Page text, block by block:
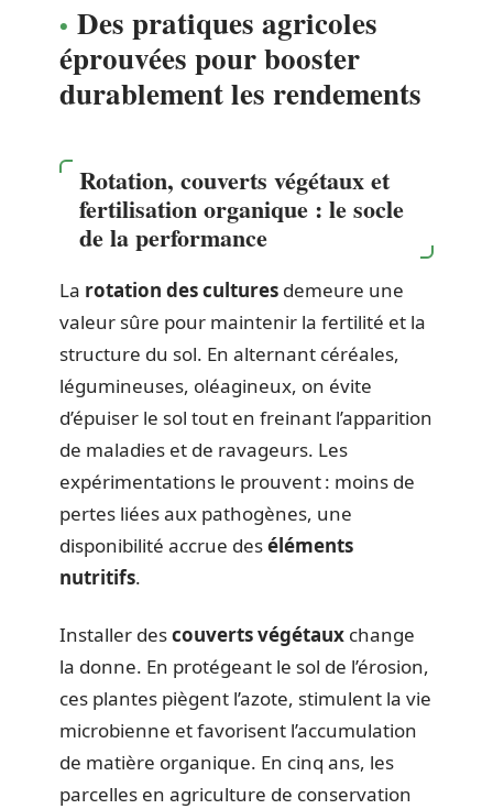
Des pratiques agricoles
éprouvées pour booster
durablement les rendements
Rotation, couverts végétaux et
fertilisation organique : le socle
de la performance
La rotation des cultures demeure une
valeur sûre pour maintenir la fertilité et la
structure du sol. En alternant céréales,
légumineuses, oléagineux, on évite
d’épuiser le sol tout en freinant l’apparition
de maladies et de ravageurs. Les
expérimentations le prouvent : moins de
pertes liées aux pathogènes, une
disponibilité accrue deséléments
nutritifs.
Installer descouverts végétaux change
la donne. En protégeant le sol de l’érosion,
ces plantes piègent l’azote, stimulent la vie
microbienne et favorisent l’accumulation
de matière organique. En cinq ans, les
parcelles en agriculture de conservation